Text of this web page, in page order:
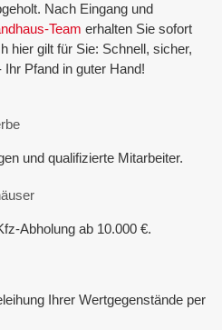
Nach Eingang und
Team erhalten Sie sofort
hier gilt für Sie: Schnell, sicher,
Pfand in guter Hand!
und qualifizierte Mitarbeiter.
Abholung ab 10.000 €.
Ihrer Wertgegenstände per